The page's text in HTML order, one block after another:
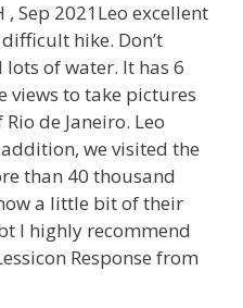
, Sep 2021Leo excellent
hike. Don’t
of water. It has 6
views to take pictures
de Janeiro. Leo
we visited the
than 40 thousand
a little bit of their
I highly recommend
Response from